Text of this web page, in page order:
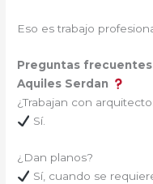
Eso es trabajo
Preguntas
Aquiles Serdan
¿Trabajan con
Sí.
¿Dan planos?
Sí, cuando se